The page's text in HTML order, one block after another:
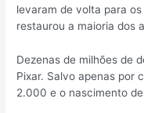
levaram de volta para
restaurou a maioria dos
Dezenas de milhões de
Pixar. Salvo apenas por
2.000 e o nascimento